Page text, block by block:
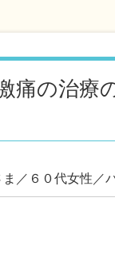
痛の治療
／６０代女性／